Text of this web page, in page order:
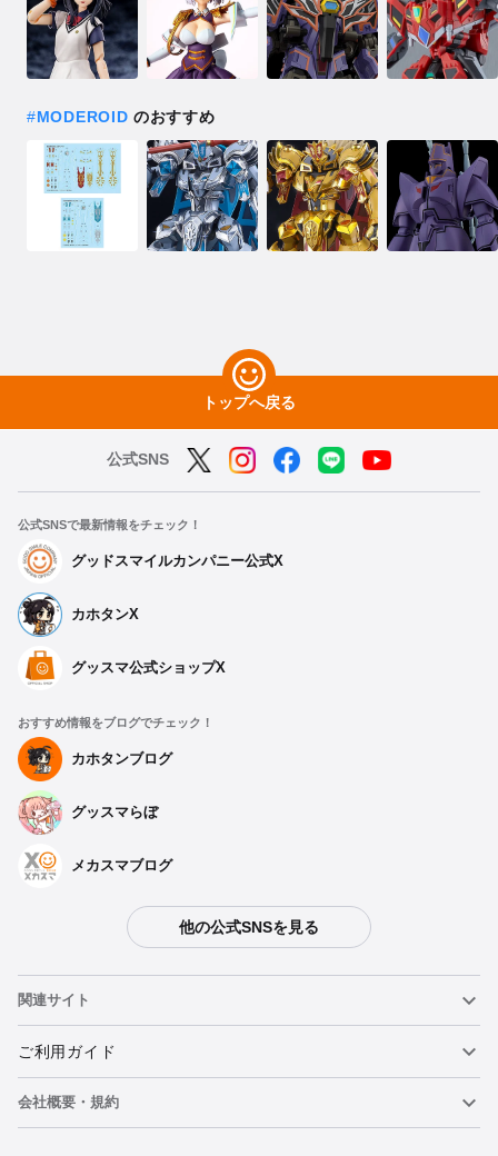
【再販】 MODEROID ローグカイゼルグリッドマン - 2025年09
月発売予定
予約期間：2025年04月22日~2025年05月28日まで
MODEROID ローグカイゼルグリッドマン - 2024年03月発売予
定
#MODEROID のおすすめ
トップへ戻る
公式SNS
公式SNSで最新情報をチェック！
グッドスマイルカンパニー公式X
カホタンX
グッスマ公式ショップX
おすすめ情報をブログでチェック！
カホタンブログ
グッスマらぼ
メカスマブログ
他の公式SNSを見る
関連サイト
ねんどろいど
ねんどろいどフェイスメーカー
ご利用ガイド
重要なお知らせ
会社概要・規約